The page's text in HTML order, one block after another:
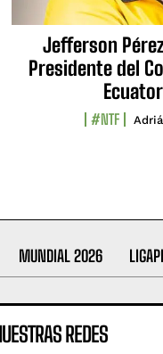
Jefferson
Presidente del
#NTF
MUNDIAL 2026
REDES